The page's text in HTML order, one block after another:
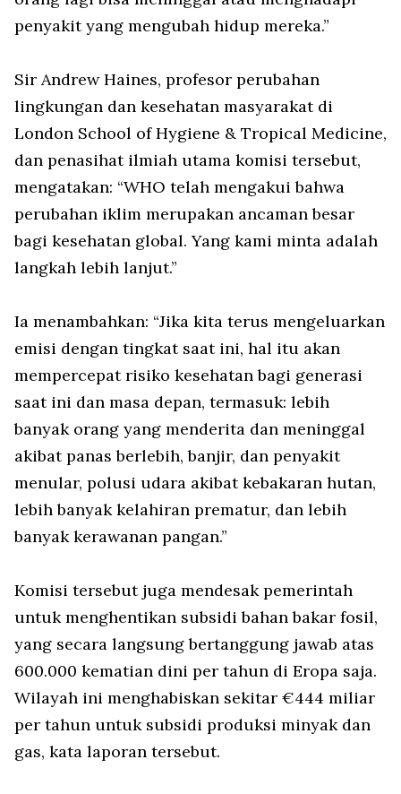
penyakit yang mengubah hidup mereka.”
Sir Andrew Haines, profesor perubahan
lingkungan dan kesehatan masyarakat di
London School of Hygiene & Tropical Medicine,
dan penasihat ilmiah utama komisi tersebut,
mengatakan: “WHO telah mengakui bahwa
perubahan iklim merupakan ancaman besar
bagi kesehatan global. Yang kami minta adalah
langkah lebih lanjut.”
Ia menambahkan: “Jika kita terus mengeluarkan
emisi dengan tingkat saat ini, hal itu akan
mempercepat risiko kesehatan bagi generasi
saat ini dan masa depan, termasuk: lebih
banyak orang yang menderita dan meninggal
akibat panas berlebih, banjir, dan penyakit
menular, polusi udara akibat kebakaran hutan,
lebih banyak kelahiran prematur, dan lebih
banyak kerawanan pangan.”
Komisi tersebut juga mendesak pemerintah
untuk menghentikan subsidi bahan bakar fosil,
yang secara langsung bertanggung jawab atas
600.000 kematian dini per tahun di Eropa saja.
Wilayah ini menghabiskan sekitar €444 miliar
per tahun untuk subsidi produksi minyak dan
gas, kata laporan tersebut.